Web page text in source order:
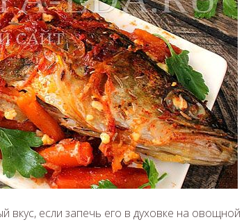
вкус, если запечь его в духовке на овощной